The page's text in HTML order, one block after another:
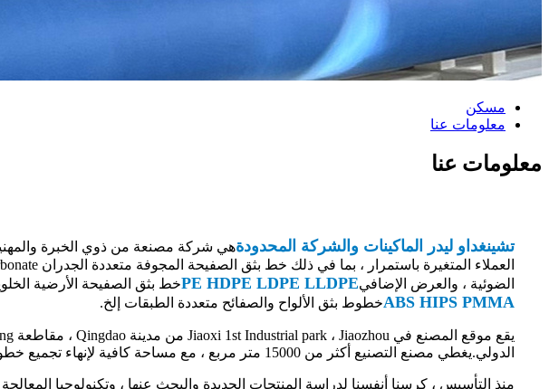
مسكن
معلومات عنا
معلومات عنا
تشينغداو ليدر الماكينات والشركة المحدودةهي شركة مصنعة من ذوي الخبرة والمهنية
الضوئية ، والعرض الإضافيPE HDPE LDPE LLDPEخط بثق الصفيحة الأرضية
ABS HIPS PMMAخطوط بثق الألواح والصفائح متعددة الطبقات إلخ.
الدولي.يغطي مصنع التصنيع أكثر من 15000 متر مربع ، مع مساحة كافية لإنهاء تجميع خطوط البثق الضخمة.
منذ التأسيس ، كرسنا أنفسنا لدراسة المنتجات الجديدة والبحث عنها ، وتكنولوجيا